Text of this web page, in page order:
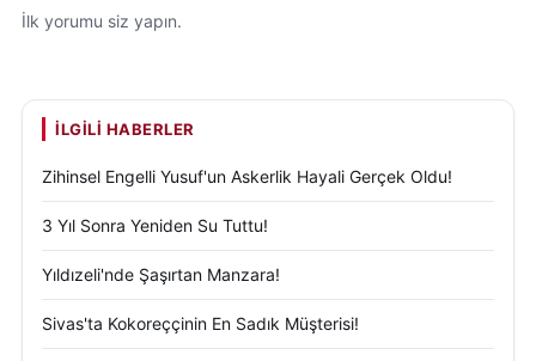
İlk yorumu siz yapın.
İLGILI HABERLER
Zihinsel Engelli Yusuf'un Askerlik Hayali Gerçek Oldu!
3 Yıl Sonra Yeniden Su Tuttu!
Yıldızeli'nde Şaşırtan Manzara!
Sivas'ta Kokoreççinin En Sadık Müşterisi!